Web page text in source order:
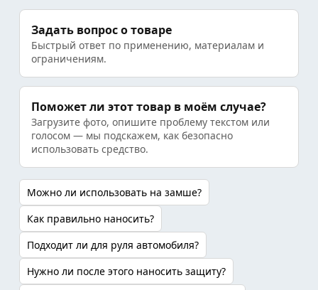
Задать вопрос о товаре
Быстрый ответ по применению, материалам и
ограничениям.
Поможет ли этот товар в моём случае?
Загрузите фото, опишите проблему текстом или
голосом — мы подскажем, как безопасно
использовать средство.
Можно ли использовать на замше?
Как правильно наносить?
Подходит ли для руля автомобиля?
Нужно ли после этого наносить защиту?